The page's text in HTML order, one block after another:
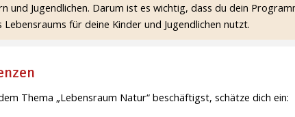
und Jugendlichen. Darum ist es wichtig, dass du dein
Lebensraums für deine Kinder und Jugendlichen nutzt.
Thema „Lebensraum Natur“ beschäftigst, schätze dich ein: